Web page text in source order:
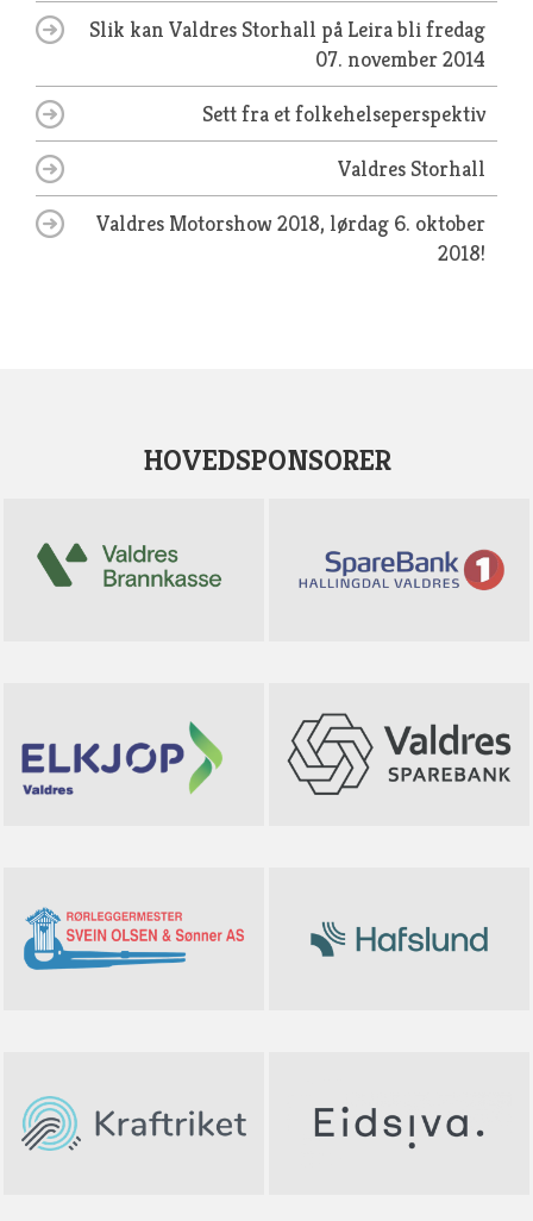
Slik kan Valdres Storhall på Leira blifredag
07. november 2014
Sett fra et folkehelseperspektiv
Valdres Storhall
Valdres Motorshow 2018, lørdag 6. oktober
2018!
HOVEDSPONSORER